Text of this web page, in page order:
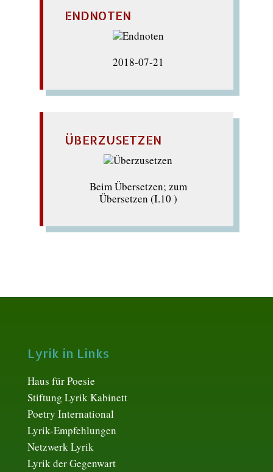
ENDNOTEN
2018-07-21
ÜBERZUSETZEN
Beim Übersetzen; zum
Übersetzen (I.10 )
Lyrik in Links
Haus für Poesie
Stiftung Lyrik Kabinett
Poetry International
Lyrik-Empfehlungen
Netzwerk Lyrik
Lyrik der Gegenwart